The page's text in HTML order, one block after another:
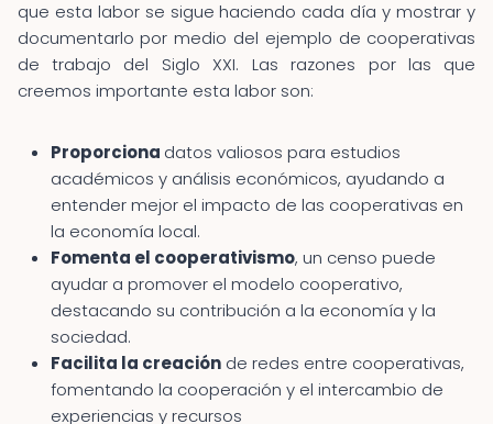
que esta labor se sigue haciendo cada día y mostrar y
documentarlo por medio del ejemplo de cooperativas
de trabajo del Siglo XXI. Las razones por las que
creemos importante esta labor son:
Proporciona datos valiosos para estudios
académicos y análisis económicos, ayudando a
entender mejor el impacto de las cooperativas en
la economía local.
Fomenta el cooperativismo, un censo puede
ayudar a promover el modelo cooperativo,
destacando su contribución a la economía y la
sociedad.
Facilita la creaciónde redes entre cooperativas,
fomentando la cooperación y el intercambio de
experiencias y recursos